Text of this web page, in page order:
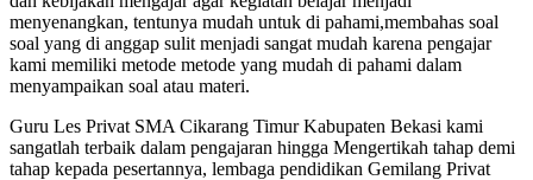
menyenangkan, tentunya mudah untuk di pahami,membahas soal
soal yang di anggap sulit menjadi sangat mudah karena pengajar
kami memiliki metode metode yang mudah di pahami dalam
menyampaikan soal atau materi.
Guru Les Privat SMA Cikarang Timur Kabupaten Bekasi kami
sangatlah terbaik dalam pengajaran hingga Mengertikah tahap demi
tahap kepada pesertannya, lembaga pendidikan Gemilang Privat